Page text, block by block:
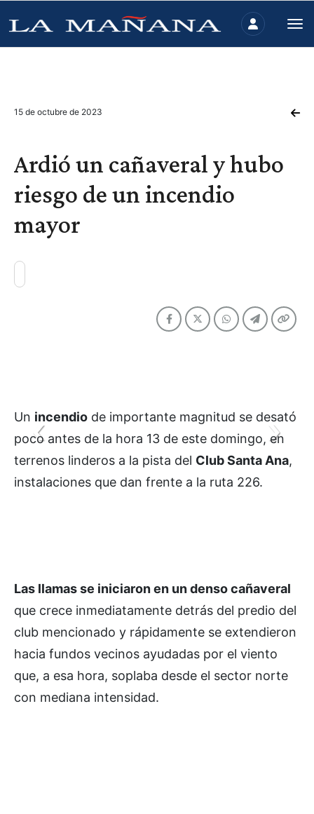
15 de octubre de 2023
Ardió un cañaveral y hubo
riesgo de un incendio
mayor
Un incendio de importante magnitud se desató
poco antes de la hora 13 de este domingo, en
terrenos linderos a la pista del Club Santa Ana,
instalaciones que dan frente a la ruta 226.
Las llamas se iniciaron en un denso cañaveral
que crece inmediatamente detrás del predio del
club mencionado y rápidamente se extendieron
hacia fundos vecinos ayudadas por el viento
que, a esa hora, soplaba desde el sector norte
con mediana intensidad.